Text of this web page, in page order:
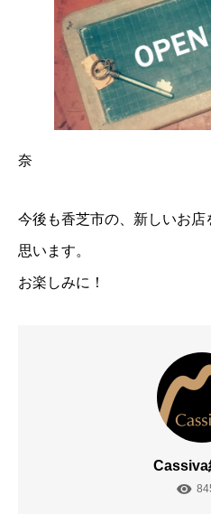
奈
今後も香芝市の、新しいお店
思います。
お楽しみに！
Cassiva